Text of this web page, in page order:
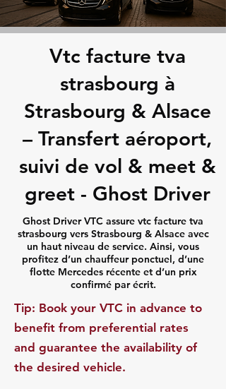
Vtc facture tva
strasbourg à
Strasbourg & Alsace
– Transfert aéroport,
suivi de vol & meet &
greet - Ghost Driver
Ghost Driver VTC assure vtc facture tva
strasbourg vers Strasbourg & Alsace avec
un haut niveau de service. Ainsi, vous
profitez d’un chauffeur ponctuel, d’une
flotte Mercedes récente et d’un prix
confirmé par écrit.
​Tip: Book your VTC in advance to
benefit from preferential rates
and guarantee the availability of
the desired vehicle.